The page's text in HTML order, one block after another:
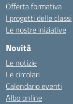
Offerta formativa
I progetti delle classi
Le nostre iniziative
Novità
Le notizie
Le circolari
Calendario eventi
Albo online